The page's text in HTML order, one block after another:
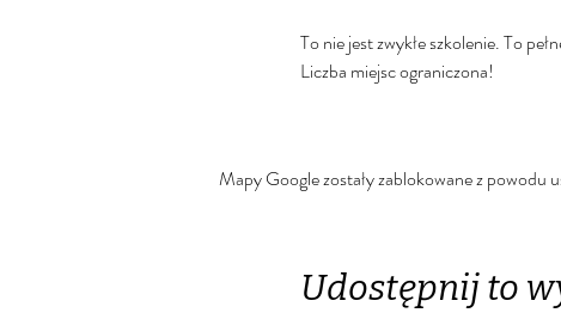
To nie jest zwykłe szkolenie. To
Liczba miejsc ograniczona!
Mapy Google zostały zablokowane z powodu
Udostępnij to